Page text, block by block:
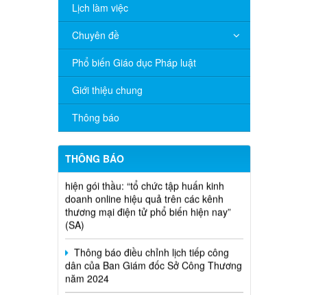
Lịch làm việc
Chuyên đề
Phổ biến Giáo dục Pháp luật
Giới thiệu chung
Thông báo
THÔNG BÁO
V/v đề nghị báo cáo hệ thống phân
phối, nhãn hiệu hàng hóa và hoạt động
mua bán khí trên địa bàn tỉnh năm 2025
(nhắc lần 2).
Thông báo bán thanh lý tài sản công
theo hình thức chỉ định
Thông báo lựa chọn nhà thầu thực
hiện gói thầu: “tổ chức tập huấn kinh
doanh online hiệu quả trên các kênh
thương mại điện tử phổ biến hiện nay”
(SA)
Thông báo điều chỉnh lịch tiếp công
dân của Ban Giám đốc Sở Công Thương
năm 2024